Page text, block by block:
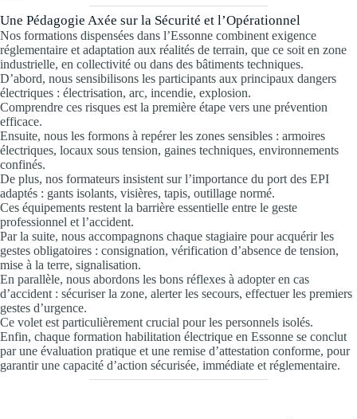
Une Pédagogie Axée sur la Sécurité et l’Opérationnel
Nos formations dispensées dans l’Essonne combinent exigence
réglementaire et adaptation aux réalités de terrain, que ce soit en zone
industrielle, en collectivité ou dans des bâtiments techniques.
D’abord, nous sensibilisons les participants aux principaux dangers
électriques : électrisation, arc, incendie, explosion.
Comprendre ces risques est la première étape vers une prévention
efficace.
Ensuite, nous les formons à repérer les zones sensibles : armoires
électriques, locaux sous tension, gaines techniques, environnements
confinés.
De plus, nos formateurs insistent sur l’importance du port des EPI
adaptés : gants isolants, visières, tapis, outillage normé.
Ces équipements restent la barrière essentielle entre le geste
professionnel et l’accident.
Par la suite, nous accompagnons chaque stagiaire pour acquérir les
gestes obligatoires : consignation, vérification d’absence de tension,
mise à la terre, signalisation.
En parallèle, nous abordons les bons réflexes à adopter en cas
d’accident : sécuriser la zone, alerter les secours, effectuer les premiers
gestes d’urgence.
Ce volet est particulièrement crucial pour les personnels isolés.
Enfin, chaque formation habilitation électrique en Essonne se conclut
par une évaluation pratique et une remise d’attestation conforme, pour
garantir une capacité d’action sécurisée, immédiate et réglementaire.